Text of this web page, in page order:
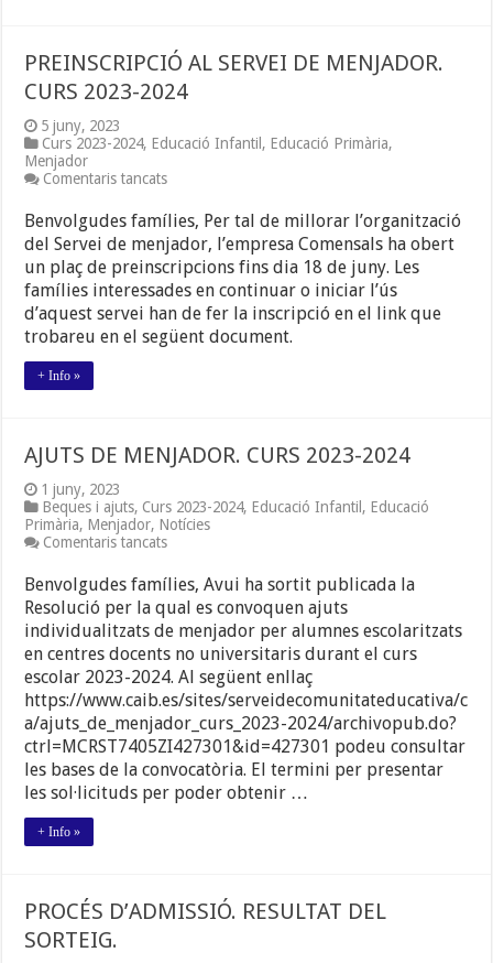
PREINSCRIPCIÓ AL SERVEI DE MENJADOR.
CURS 2023-2024
5 juny, 2023
Curs 2023-2024, Educació Infantil, Educació Primària,
Menjador
Comentaris tancatsa
AL
SERVEI
DE
MENJADOR.
CURS
2023-
2024
Benvolgudes famílies, Per tal de millorar l’organització
del Servei de menjador, l’empresa Comensals ha obert
un plaç de preinscripcions fins dia 18 de juny. Les
famílies interessades en continuar o iniciar l’ús
d’aquest servei han de fer la inscripció en el link que
trobareu en el següent document.
+ Info »
AJUTS DE MENJADOR. CURS 2023-2024
1 juny, 2023
Beques i ajuts, Curs 2023-2024, Educació Infantil, Educació
Primària, Menjador, Notícies
Comentaris tancatsa
DE
MENJADOR.
CURS
2023-
2024
Benvolgudes famílies, Avui ha sortit publicada la
Resolució per la qual es convoquen ajuts
individualitzats de menjador per alumnes escolaritzats
en centres docents no universitaris durant el curs
escolar 2023-2024. Al següent enllaç
https://www.caib.es/sites/serveidecomunitateducativa/c
a/ajuts_de_menjador_curs_2023-2024/archivopub.do?
ctrl=MCRST7405ZI427301&id=427301 podeu consultar
les bases de la convocatòria. El termini per presentar
les sol·licituds per poder obtenir …
+ Info »
PROCÉS D’ADMISSIÓ. RESULTAT DEL
SORTEIG.